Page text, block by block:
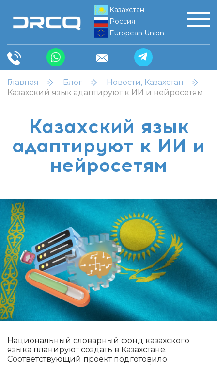
Казахстан
Россия
European Union
Главная Блог
Новости, Казахстан
Казахский язык адаптируют к ИИ и нейросетям
Казахский язык
адаптируют к ИИ и
нейросетям
Национальный словарный фонд казахского
языка планируют создать в Казахстане.
Соответствующий проект подготовило